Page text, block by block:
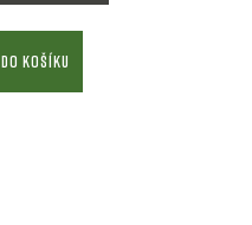
DO KOŠÍKU